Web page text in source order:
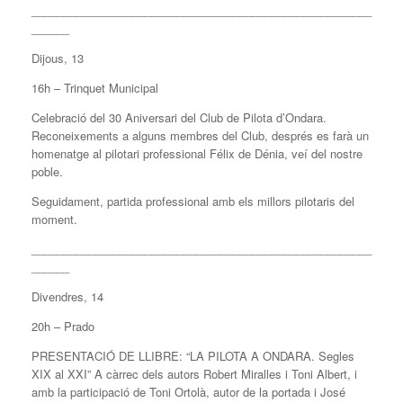
Dijous, 13
16h – Trinquet Municipal
Celebració del 30 Aniversari del Club de Pilota d’Ondara.
Reconeixements a alguns membres del Club, després es farà un
homenatge al pilotari professional Félix de Dénia, veí del nostre
poble.
Seguidament, partida professional amb els millors pilotaris del
moment.
Divendres, 14
20h – Prado
PRESENTACIÓ DE LLIBRE: “LA PILOTA A ONDARA. Segles
XIX al XXI” A càrrec dels autors Robert Miralles i Toni Albert, i
amb la participació de Toni Ortolà, autor de la portada i José